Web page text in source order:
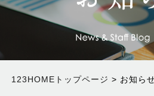
123HOMEトップページ > お知ら